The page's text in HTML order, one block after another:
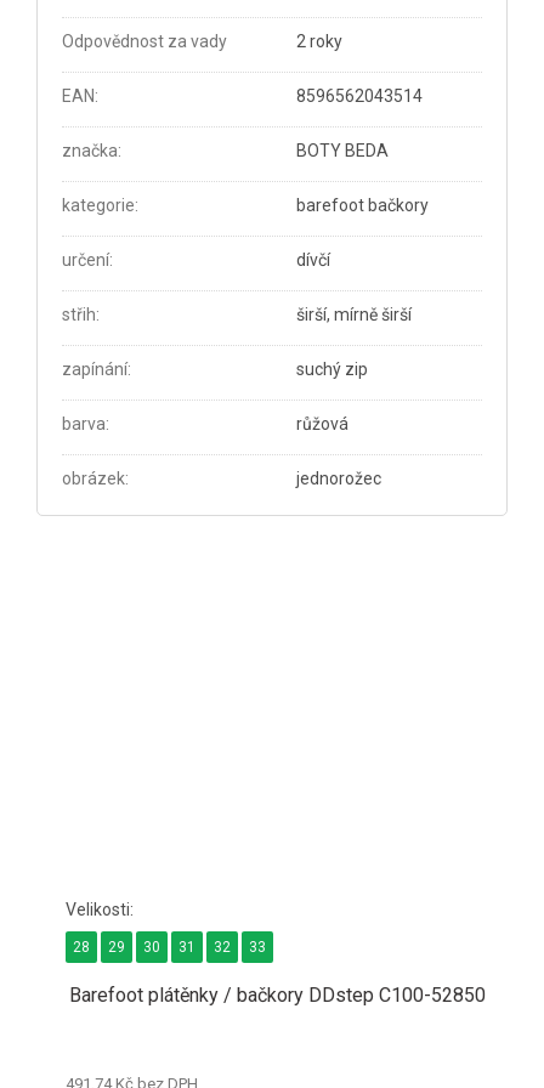
Odpovědnost za vady 2 roky
EAN: 8596562043514
značka: BOTY BEDA
kategorie: barefoot bačkory
určení: dívčí
střih: širší, mírně širší
zapínání: suchý zip
barva: růžová
obrázek: jednorožec
Barefoot plátěnky / bačkory DDstep C100-52850
491,74 Kč bez DPH
28 29 30 31 32 33